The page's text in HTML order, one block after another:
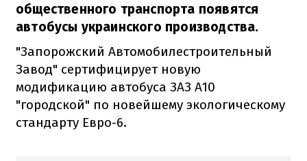
общественного транспорта появятся
автобусы украинского производства.
"Запорожский Автомобилестроительный
Завод" сертифицирует новую
модификацию автобуса ЗАЗ А10
"городской" по новейшему экологическому
стандарту Евро-6.